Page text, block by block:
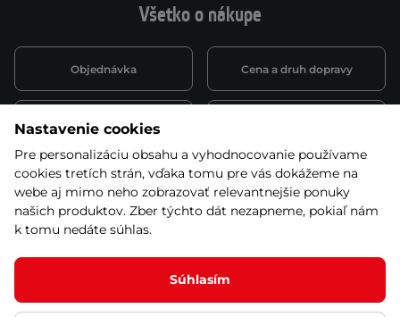
Všetko o nákupe
Objednávka Cena a druh dopravy
Spôsob platby
Montáž a servis Reklamácie a záruka
Kariéra
Nastavenie cookies
Pre personalizáciu obsahu a vyhodnocovanie používame
cookies tretích strán, vďaka tomu pre vás dokážeme na
webe aj mimo neho zobrazovať relevantnejšie ponuky
našich produktov. Zber týchto dát nezapneme, pokiaľ nám
k tomu nedáte súhlas.
Súhlasím